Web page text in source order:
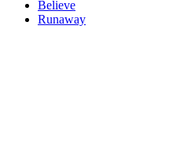
Believe
Runaway